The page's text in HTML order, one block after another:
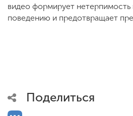
видео формирует
поведению и предотвращает
Поделиться